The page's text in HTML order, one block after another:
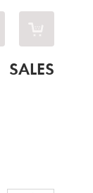
SALES